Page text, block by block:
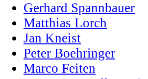
Gerhard Spannbauer
Matthias Lorch
Jan Kneist
Peter Boehringer
Marco Feiten